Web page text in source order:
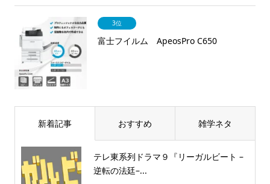
3位
富士フイルム ApeosPro C650
新着記事 おすすめ 雑学ネタ
テレ東系列ドラマ９『リーガルビート –
逆転の法廷–...